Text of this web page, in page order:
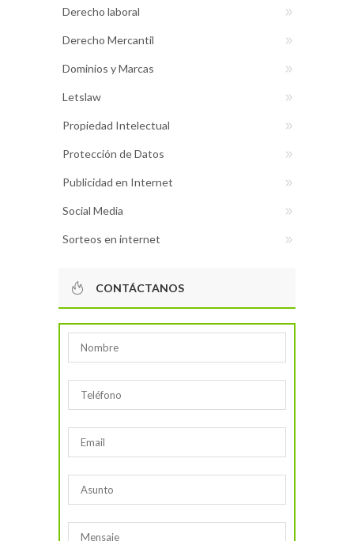
Derecho laboral
Derecho Mercantil
Dominios y Marcas
Letslaw
Propiedad Intelectual
Protección de Datos
Publicidad en Internet
Social Media
Sorteos en internet
CONTÁCTANOS